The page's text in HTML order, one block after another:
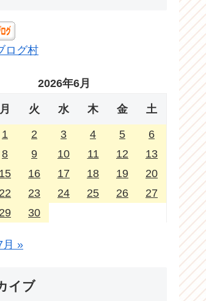
ログ村
2026年6月
月 火 水 木 金 土
1 2 3 4 5
6
8 9 10 11 12
13
15 16 17 18 19
20
22 23 24 25 26
27
29 30
月 »
イブ